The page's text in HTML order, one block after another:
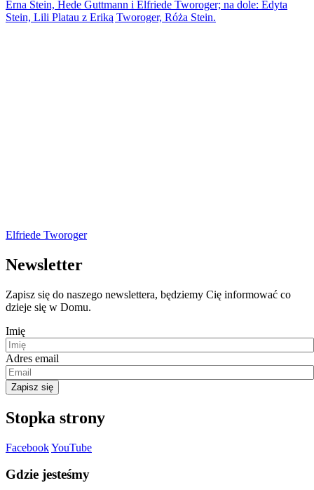
Erna Stein, Hede Guttmann i Elfriede Tworoger; na dole: Edyta
Stein, Lili Platau z Eriką Tworoger, Róża Stein.
Elfriede Tworoger
Newsletter
Zapisz się do naszego newslettera, będziemy Cię informować co
dzieje się w Domu.
Imię
Adres email
Zapisz się
Stopka strony
FacebookYouTube
Gdzie jesteśmy